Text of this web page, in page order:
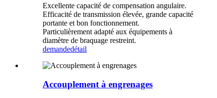
Excellente capacité de compensation angulaire.
Efficacité de transmission élevée, grande capacité
portante et bon fonctionnement.
Particulièrement adapté aux équipements à
diamètre de braquage restreint.
demandedétail
Accouplement à engrenages